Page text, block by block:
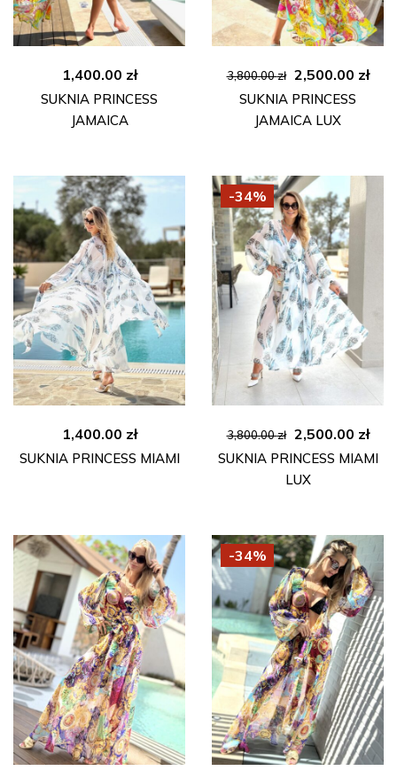
1,400.00 zł
SUKNIA PRINCESS
JAMAICA
3,800.00zł Pierwotna
cena
wynosiła:
2,500.00 zł
SUKNIA PRINCESS
JAMAICA LUX
1,400.00 zł
SUKNIA PRINCESS MIAMI
-34%
3,800.00zł Pierwotna
cena
wynosiła:
2,500.00 zł
SUKNIA PRINCESS MIAMI
LUX
-34%